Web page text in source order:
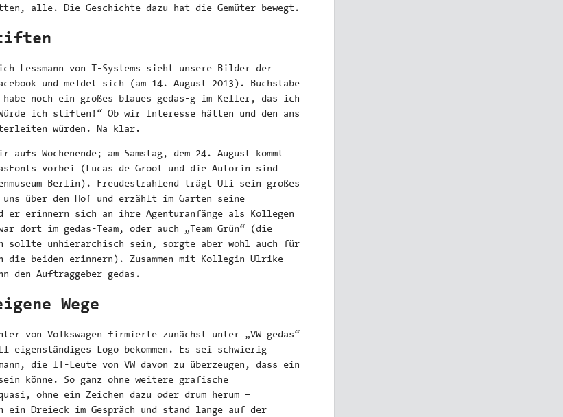
alle. Die Geschichte dazu hat die Gemüter bewegt.
Lessmann von T-Systems sieht unsere Bilder der
und meldet sich (am 14. August 2013). Buchstabe
habe noch ein großes blaues gedas-g im Keller, das ich
ich stiften!“ Ob wir Interesse hätten und den ans
würden. Na klar.
aufs Wochenende; am Samstag, dem 24. August kommt
vorbei (Lucas de Groot und die Autorin sind
Berlin). Freudestrahlend trägt Uli sein großes
uns über den Hof und erzählt im Garten seine
er erinnern sich an ihre Agenturanfänge als Kollegen
dort im gedas-Team, oder auch „Team Grün“ (die
sollte unhierarchisch sein, sorgte aber wohl auch für
die beiden erinnern). Zusammen mit Kollegin Ulrike
den Auftraggeber gedas.
Wege
von Volkswagen firmierte zunächst unter „VW gedas“
Logo bekommen. Es sei schwierig
die IT-Leute von VW davon zu überzeugen, dass ein
könne. So ganz ohne weitere grafische
ohne ein Zeichen dazu oder drum herum –
Dreieck im Gespräch und stand lange auf der